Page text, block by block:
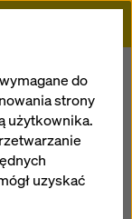
do
strony
użytkownika.
uzyskać